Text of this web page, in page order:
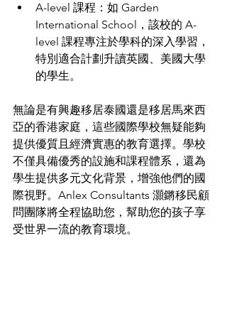
A-level 課程：如 Garden
International School，該校的 A-
level 課程專注於學科的深入學習，
特別適合計劃升讀英國、美國大學
的學生。
無論是有興趣移居泰國還是移居馬來西
亞的香港家庭，這些國際學校無疑能夠
提供優質且經濟實惠的教育選擇。學校
不僅具備優秀的設施和課程體系，還為
學生提供多元文化背景，增強他們的國
際視野。Anlex Consultants 灝鏘移民顧
問團隊將全程協助您，幫助您的孩子享
受世界一流的教育環境。